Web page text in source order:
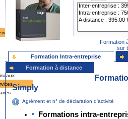
Formation
sur
Formation Intra-entreprise
Formation à distance
Simply
Agrément et n° de déclaration d'activité
Formations intra-